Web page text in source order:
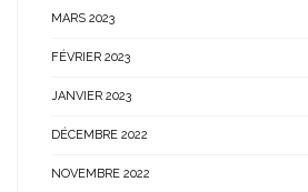
MARS 2023
FÉVRIER 2023
JANVIER 2023
DÉCEMBRE 2022
NOVEMBRE 2022